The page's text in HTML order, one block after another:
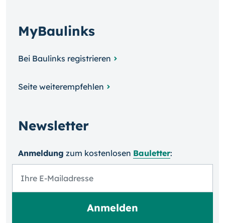
MyBaulinks
Bei Baulinks registrieren
Seite weiterempfehlen
Newsletter
Anmeldung zum kosten­losen Bauletter: